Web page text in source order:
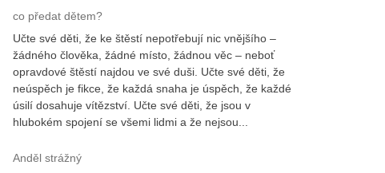
co předat dětem?
Učte své děti, že ke štěstí nepotřebují nic vnějšího –
žádného člověka, žádné místo, žádnou věc – neboť
opravdové štěstí najdou ve své duši. Učte své děti, že
neúspěch je fikce, že každá snaha je úspěch, že každé
úsilí dosahuje vítězství. Učte své děti, že jsou v
hlubokém spojení se všemi lidmi a že nejsou...
Anděl strážný